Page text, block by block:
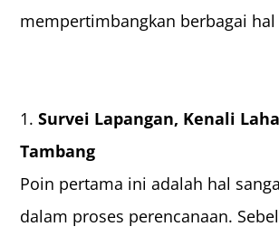
mempertimbangkan berbagai
Survei Lapangan, Kenali
Tambang
Poin pertama ini adalah hal
dalam proses perencanaan.